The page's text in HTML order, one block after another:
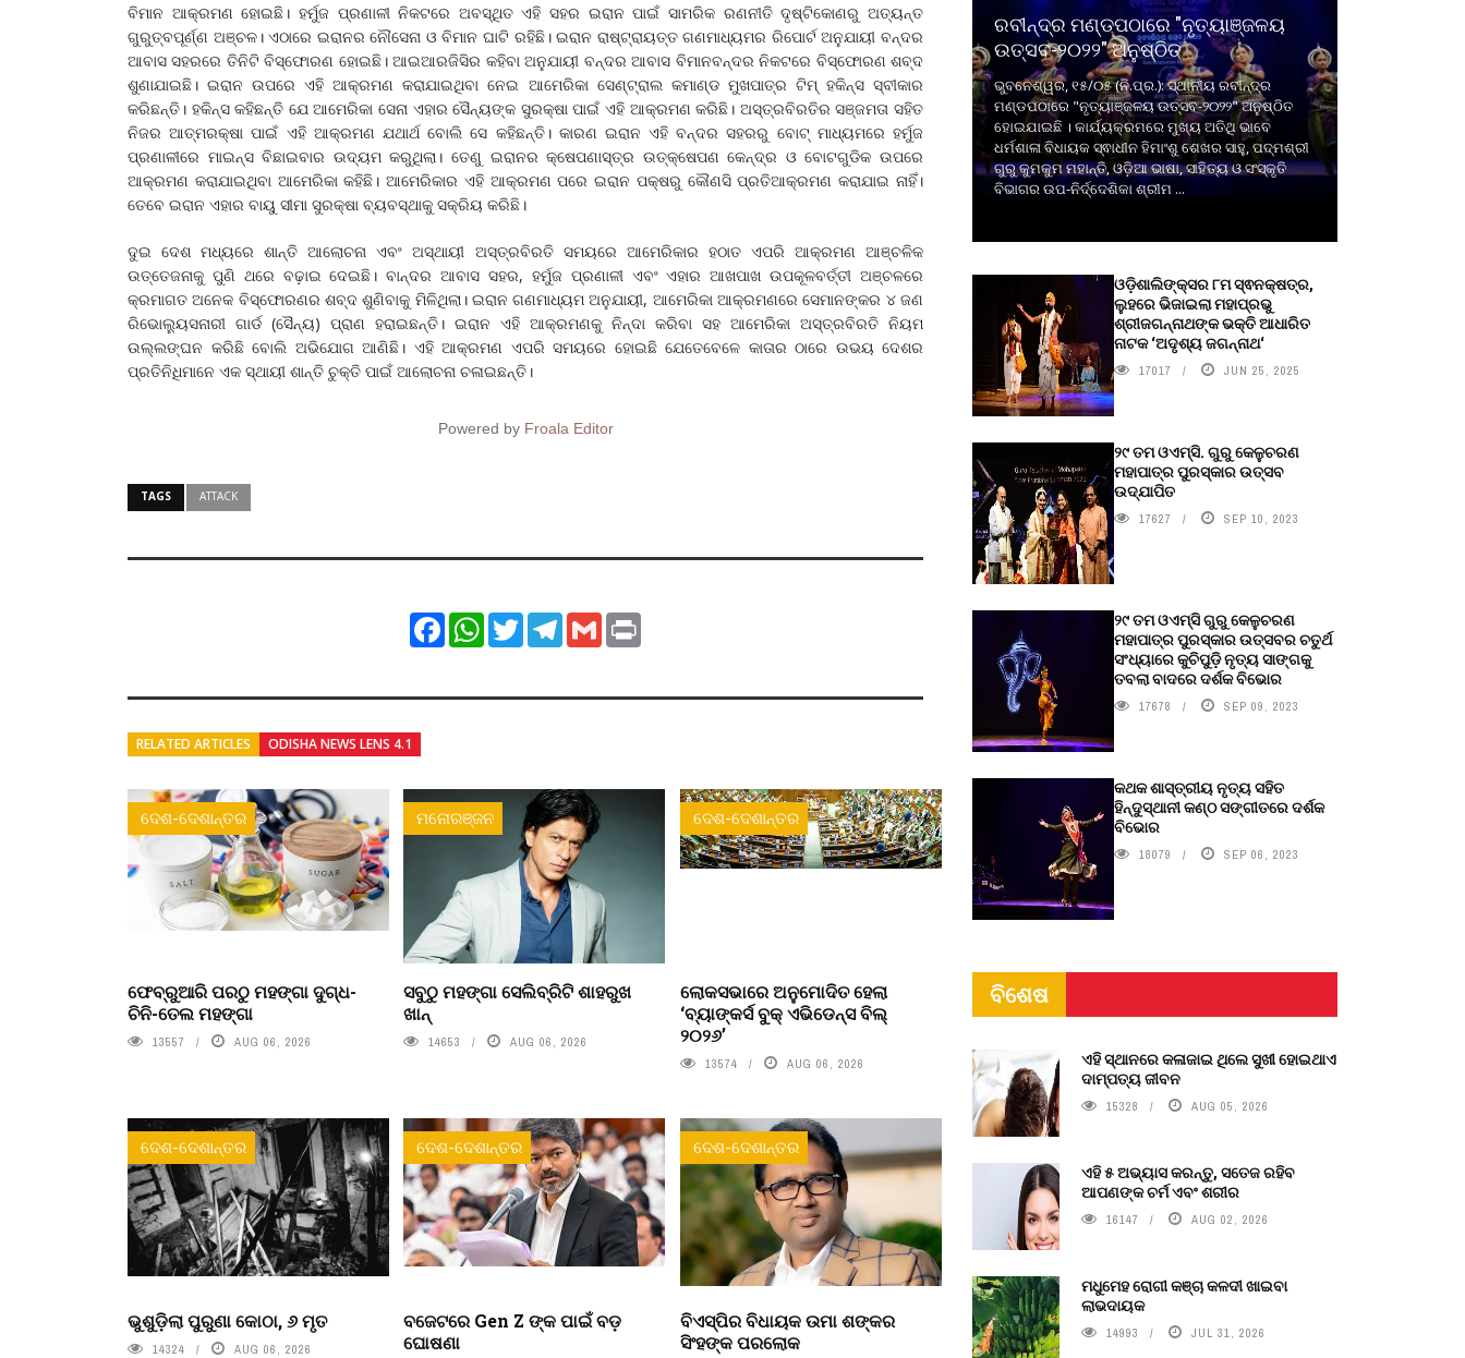
ବିମାନ ଆକ୍ରମଣ ହୋଇଛି। ହର୍ମୁଜ ପ୍ରଣାଳୀ ନିକଟରେ ଅବସ୍ଥିତ ଏହି ସହର ଇରାନ ପାଇଁ ସାମରିକ ରଣନୀତି ଦୃଷ୍ଟିକୋଣରୁ ଅତ୍ୟନ୍ତ
ଗୁରୁତ୍ବପୂର୍ଣ୍ଣ ଅଞ୍ଚଳ। ଏଠାରେ ଇରାନର ନୌସେନା ଓ ବିମାନ ଘାଟି ରହିଛି। ଇରାନ ରାଷ୍ଟ୍ରାୟତ୍ତ ଗଣମାଧ୍ୟମର ରିପୋର୍ଟ ଅନୁଯାୟୀ ବନ୍ଦର
ଆବାସ ସହରରେ ତିନିଟି ବିସ୍ଫୋରଣ ହୋଇଛି। ଆଇଆରଜିସିର କହିବା ଅନୁଯାୟୀ ବନ୍ଦର ଆବାସ ବିମାନବନ୍ଦର ନିକଟରେ ବିସ୍ଫୋରଣ ଶବ୍ଦ
ଶୁଣାଯାଇଛି। ଇରାନ ଉପରେ ଏହି ଆକ୍ରମଣ କରାଯାଇଥିବା ନେଇ ଆମେରିକା ସେଣ୍ଟ୍ରାଲ କମାଣ୍ଡ ମୁଖପାତ୍ର ଟିମ୍ ହକିନ୍ସ ସ୍ବୀକାର
କରିଛନ୍ତି। ହକିନ୍ସ କହିଛନ୍ତି ଯେ ଆମେରିକା ସେନା ଏହାର ସୈନ୍ୟଙ୍କ ସୁରକ୍ଷା ପାଇଁ ଏହି ଆକ୍ରମଣ କରିଛି। ଅସ୍ତ୍ରବିରତିର ସଞ୍ଜମତା ସହିତ
ନିଜର ଆତ୍ମରକ୍ଷା ପାଇଁ ଏହି ଆକ୍ରମଣ ଯଥାର୍ଥ ବୋଲି ସେ କହିଛନ୍ତି। କାରଣ ଇରାନ ଏହି ବନ୍ଦର ସହରରୁ ବୋଟ୍ ମାଧ୍ୟମରେ ହର୍ମୁଜ
ପ୍ରଣାଳୀରେ ମାଇନ୍ସ ବିଛାଇବାର ଉଦ୍ୟମ କରୁଥିଲା। ତେଣୁ ଇରାନର କ୍ଷେପଣାସ୍ତ୍ର ଉତ୍‌କ୍ଷେପଣ କେନ୍ଦ୍ର ଓ ବୋଟଗୁଡିକ ଉପରେ
ଆକ୍ରମଣ କରାଯାଇଥିବା ଆମେରିକା କହିଛି। ଆମେରିକାର ଏହି ଆକ୍ରମଣ ପରେ ଇରାନ ପକ୍ଷରୁ କୌଣସି ପ୍ରତିଆକ୍ରମଣ କରାଯାଇ ନାହିଁ।
ତେବେ ଇରାନ ଏହାର ବାୟୁ ସୀମା ସୁରକ୍ଷା ବ୍ୟବସ୍ଥାକୁ ସକ୍ରିୟ କରିଛି।
ଦୁଇ ଦେଶ ମଧ୍ୟରେ ଶାନ୍ତି ଆଲୋଚନା ଏବଂ ଅସ୍ଥାୟୀ ଅସ୍ତ୍ରବିରତି ସମୟରେ ଆମେରିକାର ହଠାତ ଏପରି ଆକ୍ରମଣ ଆଞ୍ଚଳିକ
ଉତ୍ତେଜନାକୁ ପୁଣି ଥରେ ବଢ଼ାଇ ଦେଇଛି। ବାନ୍ଦର ଆବାସ ସହର, ହର୍ମୁଜ ପ୍ରଣାଳୀ ଏବଂ ଏହାର ଆଖପାଖ ଉପକୂଳବର୍ତ୍ତୀ ଅଞ୍ଚଳରେ
କ୍ରମାଗତ ଅନେକ ବିସ୍ଫୋରଣର ଶବ୍ଦ ଶୁଣିବାକୁ ମିଳିଥିଲା। ଇରାନ ଗଣମାଧ୍ୟମ ଅନୁଯାୟୀ, ଆମେରିକା ଆକ୍ରମଣରେ ସେମାନଙ୍କର ୪ ଜଣ
ରିଭୋଲ୍ୟୁସନାରୀ ଗାର୍ଡ (ସୈନ୍ୟ) ପ୍ରାଣ ହରାଇଛନ୍ତି। ଇରାନ ଏହି ଆକ୍ରମଣକୁ ନିନ୍ଦା କରିବା ସହ ଆମେରିକା ଅସ୍ତ୍ରବିରତି ନିୟମ
ଉଲ୍ଲଙ୍ଘନ କରିଛି ବୋଲି ଅଭିଯୋଗ ଆଣିଛି। ଏହି ଆକ୍ରମଣ ଏପରି ସମୟରେ ହୋଇଛି ଯେତେବେଳେ କାତାର ଠାରେ ଉଭୟ ଦେଶର
ପ୍ରତିନିଧିମାନେ ଏକ ସ୍ଥାୟୀ ଶାନ୍ତି ଚୁକ୍ତି ପାଇଁ ଆଲୋଚନା ଚଳାଇଛନ୍ତି।
Powered by Froala Editor
TAGS ATTACK
FacebookWhatsApp
TwitterTelegram
Gmail
RELATED ARTICLES ODISHA NEWS LENS 4.1
ଦେଶ-ଦେଶାନ୍ତର
ଫେବ୍ରୁଆରି ପରଠୁ ମହଙ୍ଗା ଦୁଗ୍ଧ-
ଚିନି-ତେଲ ମହଙ୍ଗା
13557 AUG 06, 2026
ମନୋରଞ୍ଜନ
ସବୁଠୁ ମହଙ୍ଗା ସେଲିବ୍ରିଟି ଶାହରୁଖ
ଖାନ୍
14653 AUG 06, 2026
ଦେଶ-ଦେଶାନ୍ତର
ଲୋକସଭାରେ ଅନୁମୋଦିତ ହେଲା
‘ବ୍ୟାଙ୍କର୍ସ ବୁକ୍ ଏଭିଡେନ୍ସ ବିଲ୍
୨୦୨୬’
13574 AUG 06, 2026
ଦେଶ-ଦେଶାନ୍ତର
ଭୁଶୁଡ଼ିଲା ପୁରୁଣା କୋଠା, ୬ ମୃତ
14324 AUG 06, 2026
ଦେଶ-ଦେଶାନ୍ତର
ବଜେଟରେ Gen Z ଙ୍କ ପାଇଁ ବଡ଼
ଘୋଷଣା
ଦେଶ-ଦେଶାନ୍ତର
ବିଏସ୍‌ପିର ବିଧାୟକ ଉମା ଶଙ୍କର
ସିଂହଙ୍କ ପରଲୋକ
ରବୀନ୍ଦ୍ର ମଣ୍ଡପଠାରେ "ନୃତ୍ୟାଞ୍ଜଳୟ
ଉତ୍ସବ-୨୦୨୨" ଅନୁଷ୍ଠିତ
ଭୁବନେଶ୍ୱର, ୧୫/୦୫ (ନି.ପ୍ର.): ସ୍ଥାନୀୟ ରବୀନ୍ଦ୍ର
ମଣ୍ଡପଠାରେ "ନୃତ୍ୟାଞ୍ଜଳୟ ଉତ୍ସବ-୨୦୨୨" ଅନୁଷ୍ଠିତ
ହୋଇଯାଇଛି । କାର୍ଯ୍ୟକ୍ରମରେ ମୁଖ୍ୟ ଅତିଥି ଭାବେ
ଧର୍ମଶାଳା ବିଧାୟକ ସ୍ଵାଧୀନ ହିମାଂଶୁ ଶେଖର ସାହୁ, ପଦ୍ମଶ୍ରୀ
ଗୁରୁ କୁମକୁମ ମହାନ୍ତି, ଓଡ଼ିଆ ଭାଷା, ସାହିତ୍ୟ ଓ ସଂସ୍କୃତି
ବିଭାଗର ଉପ-ନିର୍ଦ୍ଦେଶିକା ଶ୍ରୀମ ...
ଓଡ଼ିଶାଲିଙ୍କ୍ସର ୮ମ ସ୍ଵନକ୍ଷତ୍ର,
ଲୁହରେ ଭିଜାଇଲା ମହାପ୍ରଭୁ
ଶ୍ରୀଜଗନ୍ନାଥଙ୍କ ଭକ୍ତି ଆଧାରିତ
ନାଟକ ‘ଅଦୃଶ୍ୟ ଜଗନ୍ନାଥ‘
17017 JUN 25, 2025
୨୯ ତମ ଓଏମ୍‌ସି. ଗୁରୁ କେଳୁଚରଣ
ମହାପାତ୍ର ପୁରସ୍କାର ଉତ୍ସବ
ଉଦ୍‍ଯାପିତ
17627 SEP 10, 2023
୨୯ ତମ ଓଏମ୍‌ସି ଗୁରୁ କେଳୁଚରଣ
ମହାପାତ୍ର ପୁରସ୍କାର ଉତ୍ସବର ଚତୁର୍ଥ
ସଂଧ୍ୟାରେ କୁଚିପୁଡ଼ି ନୃତ୍ୟ ସାଙ୍ଗକୁ
ତବଲା ବାଦରେ ଦର୍ଶକ ବିଭୋର
17678 SEP 09, 2023
କଥକ ଶାସ୍ତ୍ରୀୟ ନୃତ୍ୟ ସହିତ
ହିନ୍ଦୁସ୍ଥାନୀ କଣ୍ଠ ସଙ୍ଗୀତରେ ଦର୍ଶକ
ବିଭୋର
18079 SEP 06, 2023
ବିଶେଷ
ଏହି ସ୍ଥାନରେ କଳାଜାଇ ଥିଲେ ସୁଖୀ ହୋଇଥାଏ
ଦାମ୍ପତ୍ୟ ଜୀବନ
15328 AUG 05, 2026
ଏହି ୫ ଅଭ୍ୟାସ କରନ୍ତୁ, ସତେଜ ରହିବ
ଆପଣଙ୍କ ଚର୍ମ ଏବଂ ଶରୀର
16147 AUG 02, 2026
ମଧୁମେହ ରୋଗୀ କଞ୍ଚା କଳଦୀ ଖାଇବା
ଲାଭଦାୟକ
14993 JUL 31, 2026